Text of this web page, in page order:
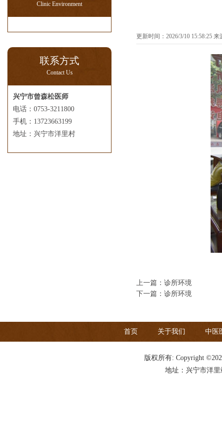
Clinic Environment
联系方式
Contact Us
兴宁市曾森松医师
电话：0753-3211800
手机：13723663199
地址：兴宁市洋里村
更新时间：2026/3/10 15:58:25
上一篇： 诊所环境
下一篇： 诊所环境
首页 关于我们 中医
版权所有: Copyright
地址：兴宁市洋